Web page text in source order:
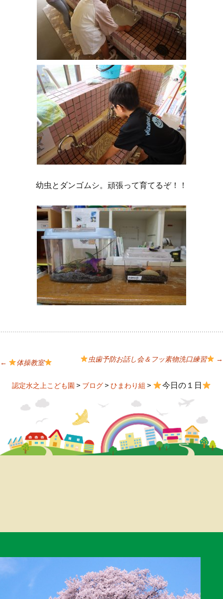
幼虫とダンゴムシ。頑張って育てるぞ！！
投
稿
ナ
ー
シ
← 体操教室 虫歯予防お話し会＆フッ素物洗口練習 →
認定水之上こども園 > ブログ >ひまわり組 > 今日の１日